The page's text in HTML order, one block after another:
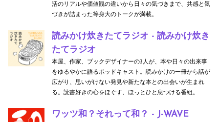
活のリアルや価値観の違いから日々の気づきまで、共感と気
づきが詰まった等身大のトークが満載。
読みかけ炊きたてラジオ - 読みかけ炊き
たてラジオ
本屋、作家、ブックデザイナーの3人が、本や日々の出来事
をゆるやかに語るポッドキャスト。読みかけの一冊から話が
広がり、思いがけない発見や新たな本との出会いが生まれ
る。読書好きの心をほぐす、ほっとひと息つける番組。
ワッツ和？それって和？ - J-WAVE